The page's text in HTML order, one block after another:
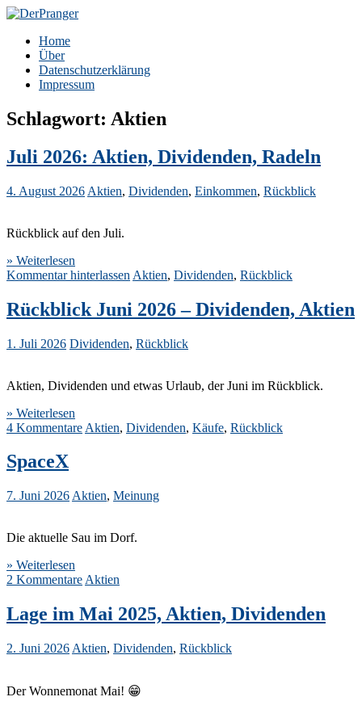
Zum
springen
DerPranger
Finanzen, Freiheit, Prangerei
Home
Über
Datenschutzerklärung
Impressum
Schlagwort: Aktien
Juli 2026: Aktien, Dividenden, Radeln
4. August 2026 Aktien, Dividenden, Einkommen, Rückblick
Rückblick auf den Juli.
» Weiterlesen
Kommentar hinterlassen Aktien, Dividenden, Rückblick
Rückblick Juni 2026 – Dividenden, Aktien
1. Juli 2026 Dividenden, Rückblick
Aktien, Dividenden und etwas Urlaub, der Juni im Rückblick.
» Weiterlesen
4 Kommentare Aktien, Dividenden, Käufe, Rückblick
SpaceX
7. Juni 2026 Aktien, Meinung
Die aktuelle Sau im Dorf.
» Weiterlesen
2 Kommentare Aktien
Lage im Mai 2025, Aktien, Dividenden
2. Juni 2026 Aktien, Dividenden, Rückblick
Der Wonnemonat Mai! 😁